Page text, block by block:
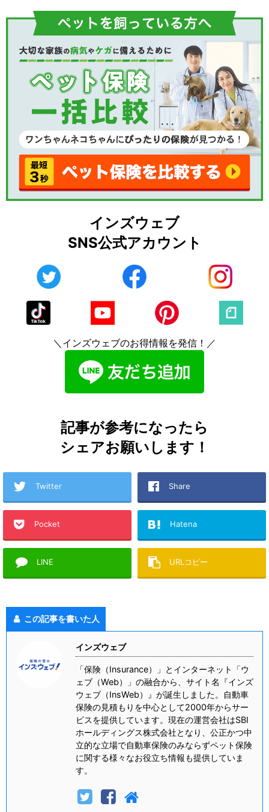
インズウェブ
SNS公式アカウント
＼インズウェブのお得情報を発信！／
記事が参考になったら
シェアお願いします！
Twitter Share
Pocket Hatena
LINE URLコピー
この記事を書いた人
インズウェブ
「保険（Insurance）」とインターネット「ウ
ェブ（Web）」の融合から、サイト名『インズ
ウェブ（InsWeb）』が誕生しました。自動車
保険の見積もりを中心として2000年からサー
ビスを提供しています。現在の運営会社はSBI
ホールディングス株式会社となり、公正かつ中
立的な立場で自動車保険のみならずペット保険
に関する様々なお役立ち情報も提供していま
す。